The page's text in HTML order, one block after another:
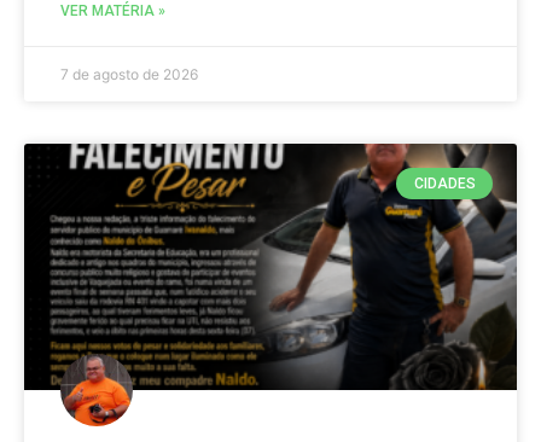
VER MATÉRIA »
7 de agosto de 2026
CIDADES